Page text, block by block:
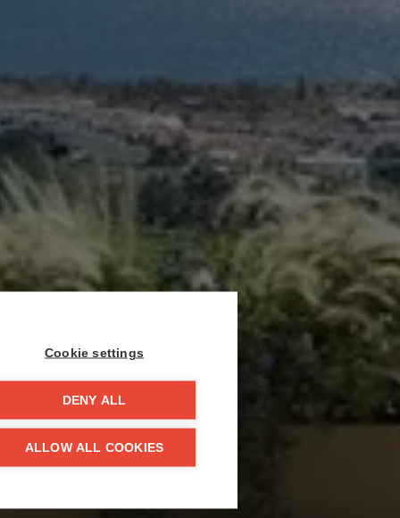
Cookie settings
DENY ALL
ALLOW ALL COOKIES